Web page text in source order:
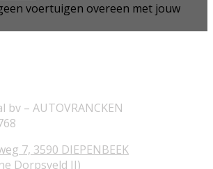
voertuigen overeen met jouw
– AUTOVRANCKEN
7, 3590 DIEPENBEEK
Dorpsveld II)